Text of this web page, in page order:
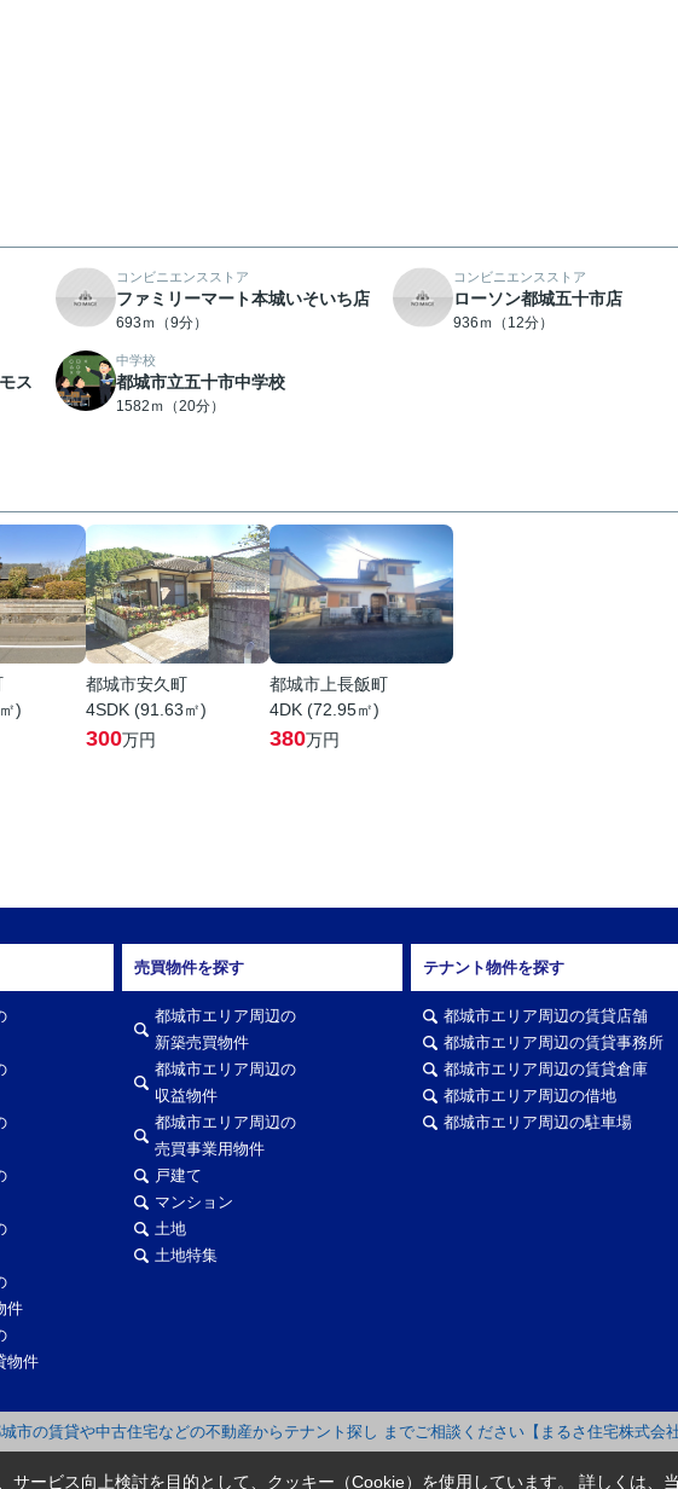
コンビニエンスストア
ファミリーマート本城いそいち店
693ｍ（9分）
コンビニエンスストア
ローソン都城五十市店
936ｍ（12分）
ス
中学校
都城市立五十市中学校
1582ｍ（20分）
)
都城市安久町
4SDK (91.63㎡)
300万円
都城市上長飯町
4DK (72.95㎡)
380万円
件
物件
売買物件を探す
都城市エリア周辺の
新築売買物件
都城市エリア周辺の
収益物件
都城市エリア周辺の
売買事業用物件
戸建て
マンション
土地
土地特集
テナント物件を探す
都城市エリア周辺の賃貸店舗
都城市エリア周辺の賃貸事務所
都城市エリア周辺の賃貸倉庫
都城市エリア周辺の借地
都城市エリア周辺の駐車場
市の賃貸や中古住宅などの不動産からテナント探し までご相談ください【まるさ住宅株式会
サービス向上検討を目的として、クッキー（Cookie）を使用しています。 詳しくは、